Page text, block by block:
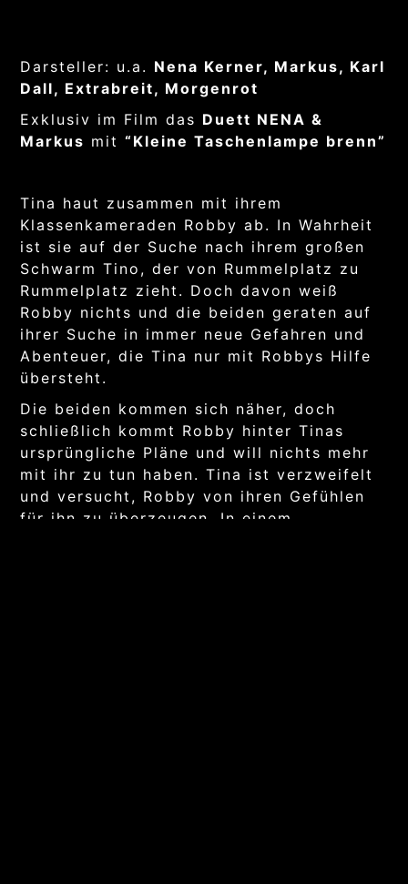
Darsteller: u.a. Nena Kerner, Markus, Karl
Dall, Extrabreit, Morgenrot
Exklusiv im Film das Duett NENA &
Markus mit“Kleine Taschenlampe brenn”
Tina haut zusammen mit ihrem
Klassenkameraden Robby ab. In Wahrheit
ist sie auf der Suche nach ihrem großen
Schwarm Tino, der von Rummelplatz zu
Rummelplatz zieht. Doch davon weiß
Robby nichts und die beiden geraten auf
ihrer Suche in immer neue Gefahren und
Abenteuer, die Tina nur mit Robbys Hilfe
übersteht.
Die beiden kommen sich näher, doch
schließlich kommt Robby hinter Tinas
ursprüngliche Pläne und will nichts mehr
mit ihr zu tun haben. Tina ist verzweifelt
und versucht, Robby von ihren Gefühlen
für ihn zu überzeugen. In einem